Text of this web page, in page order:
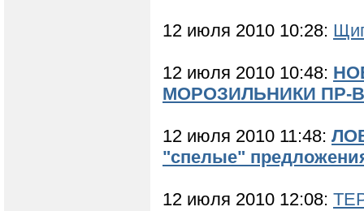
12 июля 2010 10:28:
12 июля 2010 10:48:
МОРОЗИЛЬНИКИ ПР-
12 июля 2010 11:48:
"спелые"
12 июля 2010 12:08: